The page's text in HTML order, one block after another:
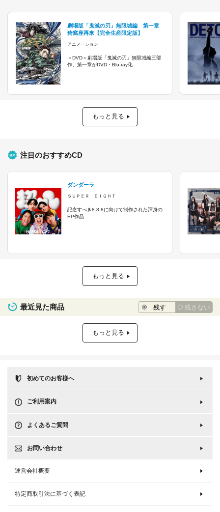
劇場版「鬼滅の刃」無限城編 第一章
猗窩座再来【完全生産限定版】
アニメーション
＜DVD＞劇場版「鬼滅の刃」無限城編三部
作、第一章がDVD・Blu-ray化
もっと見る
注目のおすすめCD
ダンダーラ
ＳＵＰＥＲ ＥＩＧＨＴ
記念すべき8.8.8に向けて制作された渾身の
EP作品
もっと見る
最近見た商品 残す 残さない
もっと見る
初めてのお客様へ
ご利用案内
よくあるご質問
お問い合わせ
運営会社概要
特定商取引法に基づく表記